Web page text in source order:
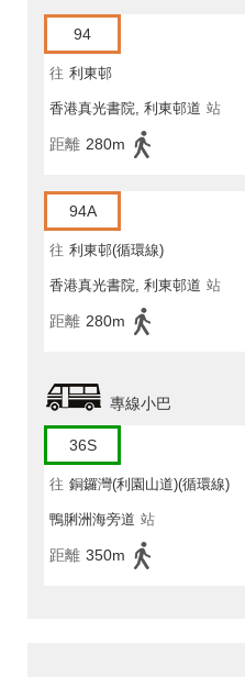
94
往 利東邨
香港真光書院, 利東邨道 站
距離 280m
94A
往 利東邨(循環線)
香港真光書院, 利東邨道 站
距離 280m
專線小巴
36S
往 銅鑼灣(利園山道)(循環線)
鴨脷洲海旁道 站
距離 350m